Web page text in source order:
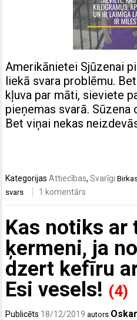
Amerikānietei Sjūzenai
liekā svara problēmu.
kļuva par māti, sieviete
pieņemas svarā. Sūzena
Bet viņai nekas
KategorijasAttiecības,Svarīgi
svars
1 komentārs
Kas notiks ar
ķermeni, ja
dzert kefīru
Esi vesels! (4)
Publicēts 18/12/2019 autors